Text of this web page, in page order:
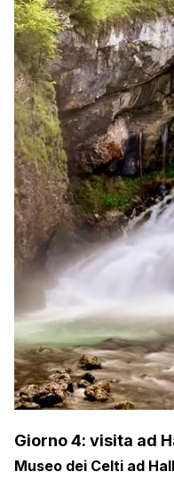
Giorno 4: visita ad
Museo dei Celti ad